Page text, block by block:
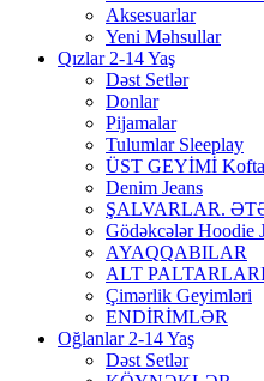
Aksesuarlar
Yeni Məhsullar
Qızlar 2-14 Yaş
Dəst Setlər
Donlar
Pijamalar
Tulumlar Sleeplay
ÜST GEYİMİ
Denim Jeans
ŞALVARLAR.
Gödəkcələr Hoodie
AYAQQABILAR
ALT
Çimərlik Geyimləri
ENDİRİMLƏR
Oğlanlar 2-14 Yaş
Dəst Setlər